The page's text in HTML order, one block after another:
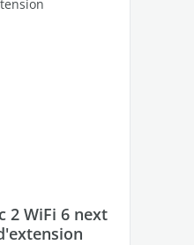
2 WiFi 6 next